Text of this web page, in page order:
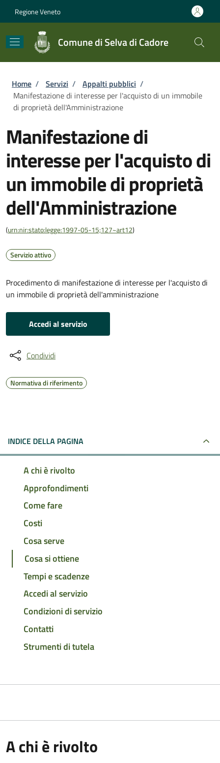
Regione Veneto
Comune di Selva di Cadore
Briciole di pane
Home / Servizi / Appalti pubblici /
Manifestazione di interesse per l'acquisto di un immobile
di proprietà dell'Amministrazione
Manifestazione di
interesse per l'acquisto di
un immobile di proprietà
dell'Amministrazione
(urn:nir:stato:legge:1997-05-15;127~art12)
Servizio attivo
Procedimento di manifestazione di interesse per l'acquisto di
un immobile di proprietà dell'amministrazione
Accedi al servizio
Condividi
Normativa di riferimento
INDICE DELLA PAGINA
A chi è rivolto
Approfondimenti
Come fare
Costi
Cosa serve
Cosa si ottiene
Tempi e scadenze
Accedi al servizio
Condizioni di servizio
Contatti
Strumenti di tutela
A chi è rivolto